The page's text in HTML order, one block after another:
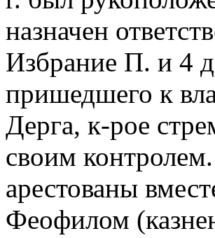
назначен
Избрание П. и 4
пришедшего к
Дерга, к-рое
своим
арестованы
Феофилом